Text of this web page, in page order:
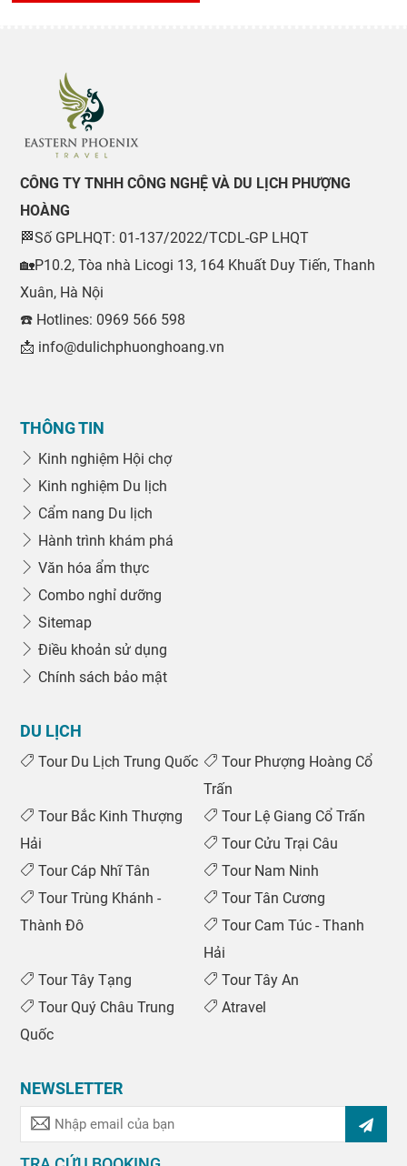
CÔNG TY TNHH CÔNG NGHỆ VÀ DU LỊCH PHƯỢNG
HOÀNG
🏁Số GPLHQT: 01-137/2022/TCDL-GP LHQT
🏡P10.2, Tòa nhà Licogi 13, 164 Khuất Duy Tiến, Thanh
Xuân, Hà Nội
☎️ Hotlines: 0969 566 598
📩 info@dulichphuonghoang.vn
THÔNG TIN
Kinh nghiệm Hội chợ
Kinh nghiệm Du lịch
Cẩm nang Du lịch
Hành trình khám phá
Văn hóa ẩm thực
Combo nghỉ dưỡng
Sitemap
Điều khoản sử dụng
Chính sách bảo mật
DU LỊCH
Tour Du Lịch Trung Quốc
Tour Phượng Hoàng Cổ
Trấn
Tour Bắc Kinh Thượng
Hải
Tour Lệ Giang Cổ Trấn
Tour Cửu Trại Câu
Tour Cáp Nhĩ Tân
Tour Nam Ninh
Tour Trùng Khánh -
Thành Đô
Tour Tân Cương
Tour Cam Túc - Thanh
Hải
Tour Tây Tạng
Tour Tây An
Tour Quý Châu Trung
Quốc
Atravel
NEWSLETTER